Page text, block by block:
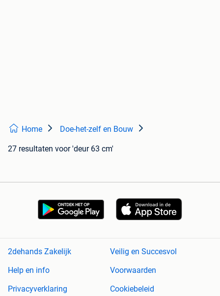
Home Doe-het-zelf en Bouw
27 resultaten voor 'deur 63 cm'
2dehands Zakelijk
Veilig en Succesvol
Help en info
Voorwaarden
Privacyverklaring
Cookiebeleid